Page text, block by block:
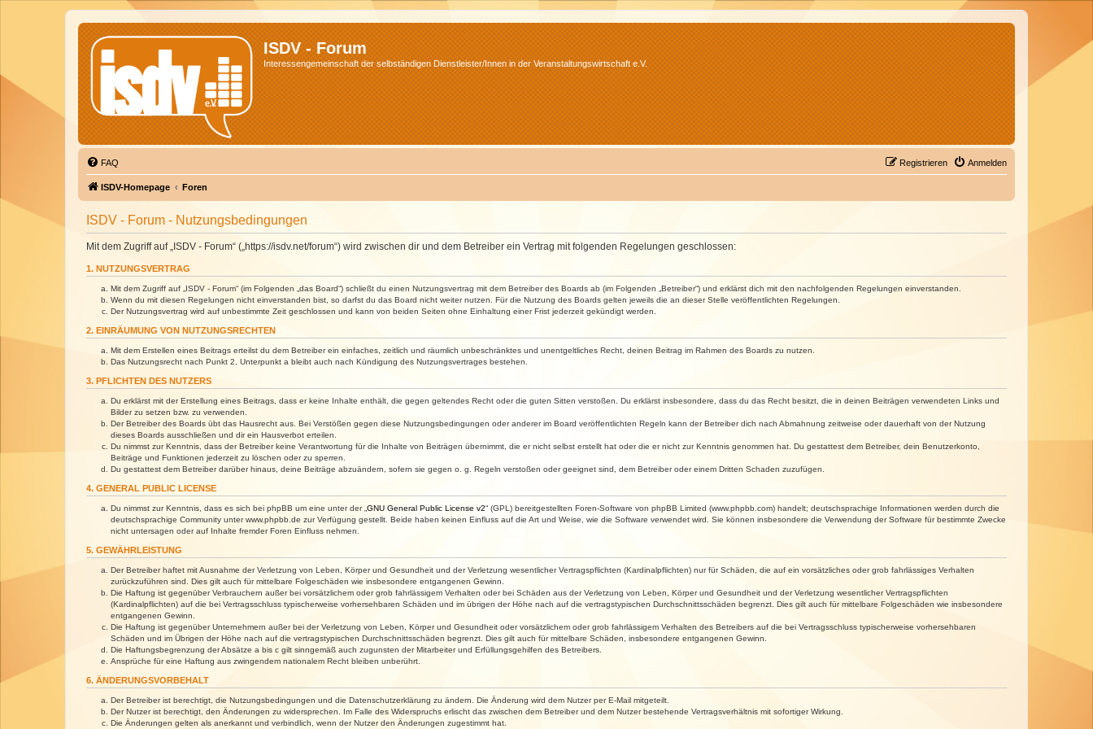
ISDV - Forum
Interessengemeinschaft der selbständigen Dienstleister/Innen in der Veranstaltungswirtschaft e.V.
FAQ Anmelden
Registrieren
ISDV-Homepage Foren
ISDV - Forum - Nutzungsbedingungen
Mit dem Zugriff auf „ISDV - Forum“ („https://isdv.net/forum“) wird zwischen dir und dem Betreiber ein Vertrag mit folgenden Regelungen geschlossen:
1. NUTZUNGSVERTRAG
Mit dem Zugriff auf „ISDV - Forum“ (im Folgenden „das Board“) schließt du einen Nutzungsvertrag mit dem Betreiber des Boards ab (im Folgenden „Betreiber“) und erklärst dich mit den nachfolgenden Regelungen einverstanden.
Wenn du mit diesen Regelungen nicht einverstanden bist, so darfst du das Board nicht weiter nutzen. Für die Nutzung des Boards gelten jeweils die an dieser Stelle veröffentlichten Regelungen.
Der Nutzungsvertrag wird auf unbestimmte Zeit geschlossen und kann von beiden Seiten ohne Einhaltung einer Frist jederzeit gekündigt werden.
2. EINRÄUMUNG VON NUTZUNGSRECHTEN
Mit dem Erstellen eines Beitrags erteilst du dem Betreiber ein einfaches, zeitlich und räumlich unbeschränktes und unentgeltliches Recht, deinen Beitrag im Rahmen des Boards zu nutzen.
Das Nutzungsrecht nach Punkt 2, Unterpunkt a bleibt auch nach Kündigung des Nutzungsvertrages bestehen.
3. PFLICHTEN DES NUTZERS
Du erklärst mit der Erstellung eines Beitrags, dass er keine Inhalte enthält, die gegen geltendes Recht oder die guten Sitten verstoßen. Du erklärst insbesondere, dass du das Recht besitzt, die in deinen Beiträgen verwendeten Links und
Bilder zu setzen bzw. zu verwenden.
Der Betreiber des Boards übt das Hausrecht aus. Bei Verstößen gegen diese Nutzungsbedingungen oder anderer im Board veröffentlichten Regeln kann der Betreiber dich nach Abmahnung zeitweise oder dauerhaft von der Nutzung
dieses Boards ausschließen und dir ein Hausverbot erteilen.
Du nimmst zur Kenntnis, dass der Betreiber keine Verantwortung für die Inhalte von Beiträgen übernimmt, die er nicht selbst erstellt hat oder die er nicht zur Kenntnis genommen hat. Du gestattest dem Betreiber, dein Benutzerkonto,
Beiträge und Funktionen jederzeit zu löschen oder zu sperren.
Du gestattest dem Betreiber darüber hinaus, deine Beiträge abzuändern, sofern sie gegen o. g. Regeln verstoßen oder geeignet sind, dem Betreiber oder einem Dritten Schaden zuzufügen.
4. GENERAL PUBLIC LICENSE
Du nimmst zur Kenntnis, dass es sich bei phpBB um eine unter der „ GNU General Public License v2“ (GPL) bereitgestellten Foren-Software von phpBB Limited (www.phpbb.com) handelt; deutschsprachige Informationen werden durch die
deutschsprachige Community unter www.phpbb.de zur Verfügung gestellt. Beide haben keinen Einfluss auf die Art und Weise, wie die Software verwendet wird. Sie können insbesondere die Verwendung der Software für bestimmte Zwecke
nicht untersagen oder auf Inhalte fremder Foren Einfluss nehmen.
5. GEWÄHRLEISTUNG
Der Betreiber haftet mit Ausnahme der Verletzung von Leben, Körper und Gesundheit und der Verletzung wesentlicher Vertragspflichten (Kardinalpflichten) nur für Schäden, die auf ein vorsätzliches oder grob fahrlässiges Verhalten
zurückzuführen sind. Dies gilt auch für mittelbare Folgeschäden wie insbesondere entgangenen Gewinn.
Die Haftung ist gegenüber Verbrauchern außer bei vorsätzlichem oder grob fahrlässigem Verhalten oder bei Schäden aus der Verletzung von Leben, Körper und Gesundheit und der Verletzung wesentlicher Vertragspflichten
(Kardinalpflichten) auf die bei Vertragsschluss typischerweise vorhersehbaren Schäden und im übrigen der Höhe nach auf die vertragstypischen Durchschnittsschäden begrenzt. Dies gilt auch für mittelbare Folgeschäden wie insbesondere
entgangenen Gewinn.
Die Haftung ist gegenüber Unternehmern außer bei der Verletzung von Leben, Körper und Gesundheit oder vorsätzlichem oder grob fahrlässigem Verhalten des Betreibers auf die bei Vertragsschluss typischerweise vorhersehbaren
Schäden und im Übrigen der Höhe nach auf die vertragstypischen Durchschnittsschäden begrenzt. Dies gilt auch für mittelbare Schäden, insbesondere entgangenen Gewinn.
Die Haftungsbegrenzung der Absätze a bis c gilt sinngemäß auch zugunsten der Mitarbeiter und Erfüllungsgehilfen des Betreibers.
Ansprüche für eine Haftung aus zwingendem nationalem Recht bleiben unberührt.
6. ÄNDERUNGSVORBEHALT
Der Betreiber ist berechtigt, die Nutzungsbedingungen und die Datenschutzerklärung zu ändern. Die Änderung wird dem Nutzer per E-Mail mitgeteilt.
Der Nutzer ist berechtigt, den Änderungen zu widersprechen. Im Falle des Widerspruchs erlischt das zwischen dem Betreiber und dem Nutzer bestehende Vertragsverhältnis mit sofortiger Wirkung.
Die Änderungen gelten als anerkannt und verbindlich, wenn der Nutzer den Änderungen zugestimmt hat.